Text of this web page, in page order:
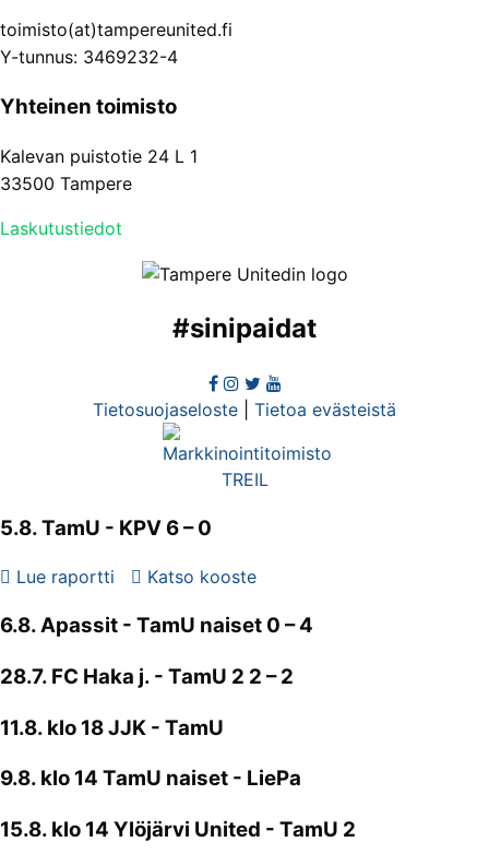
toimisto(at)tampereunited.fi
Y-tunnus: 3469232-4
Yhteinen toimisto
Kalevan puistotie 24 L 1
33500 Tampere
Laskutustiedot
#sinipaidat
Tietosuojaseloste Tietoa evästeistä
5.8.TamU - KPV 6 – 0
Lue raportti Katso kooste
6.8. Apassit - TamU naiset 0 – 4
28.7. FC Haka j. - TamU 2 2 – 2
11.8. klo 18 JJK - TamU
9.8. klo 14 TamU naiset - LiePa
15.8. klo 14 Ylöjärvi United - TamU 2